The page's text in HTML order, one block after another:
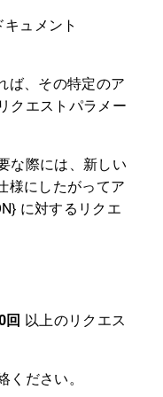
ュメント
ば、その特定のア
クエストパラメー
な際には、新しい
様にしたがってア
に対するリクエ
回 以上のリクエス
ださい。